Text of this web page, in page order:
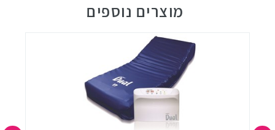
מוצרים נוספים